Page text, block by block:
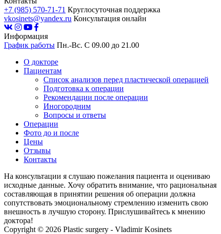
+7 (985) 570-71-71 Круглосуточная поддержка
vkosinets@yandex.ru Консультация онлайн
Информация
График работы Пн.-Вс. С 09.00 до 21.00
О докторе
Пациентам
Список анализов перед пластической операцией
Подготовка к операции
Рекомендации после операции
Иногородним
Вопросы и ответы
Операции
Фото до и после
Цены
Отзывы
Контакты
На консультации я слушаю пожелания пациента и оцениваю
исходные данные. Хочу обратить внимание, что рациональная
составляющая в принятии решения об операции должна
сопутствовать эмоциональному стремлению изменить свою
внешность в лучшую сторону. Прислушивайтесь к мнению
доктора!
Copyright © 2026 Plastic surgery - Vladimir Kosinets